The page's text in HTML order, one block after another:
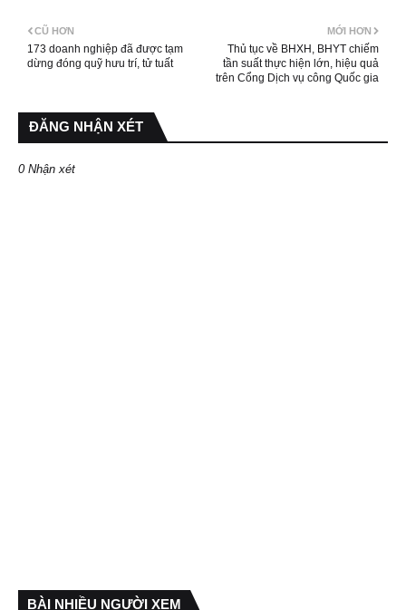
MỚI HƠN
Thủ tục về BHXH, BHYT chiếm
tần suất thực hiện lớn, hiệu quả
trên Cổng Dịch vụ công Quốc gia
CŨ HƠN
173 doanh nghiệp đã được tạm
dừng đóng quỹ hưu trí, tử tuất
ĐĂNG NHẬN XÉT
0 Nhận xét
BÀI NHIỀU NGƯỜI XEM